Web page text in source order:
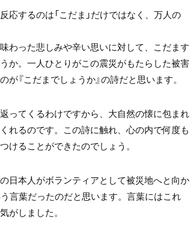
するのは「こだま」だけではなく、万人の
わった悲しみや辛い思いに対して、こだます
か。一人ひとりがこの震災がもたらした被害
『こだまでしょうか』の詩だと思います。
ってくるわけですから、大自然の懐に包まれ
れるのです。この詩に触れ、心の内で何度も
けることができたのでしょう。
日本人がボランティアとして被災地へと向か
言葉だったのだと思います。言葉にはこれ
がしました。